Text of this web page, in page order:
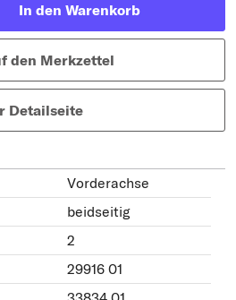
In den Warenkorb
den Merkzettel
Detailseite
Vorderachse
beidseitig
2
29916 01